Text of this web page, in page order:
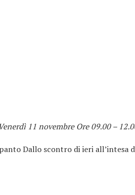
11 novembre Ore 09.00 –
Dallo scontro di ieri all’intesa